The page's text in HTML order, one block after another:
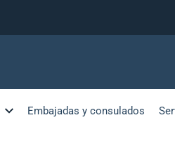
Embajadas y consulados